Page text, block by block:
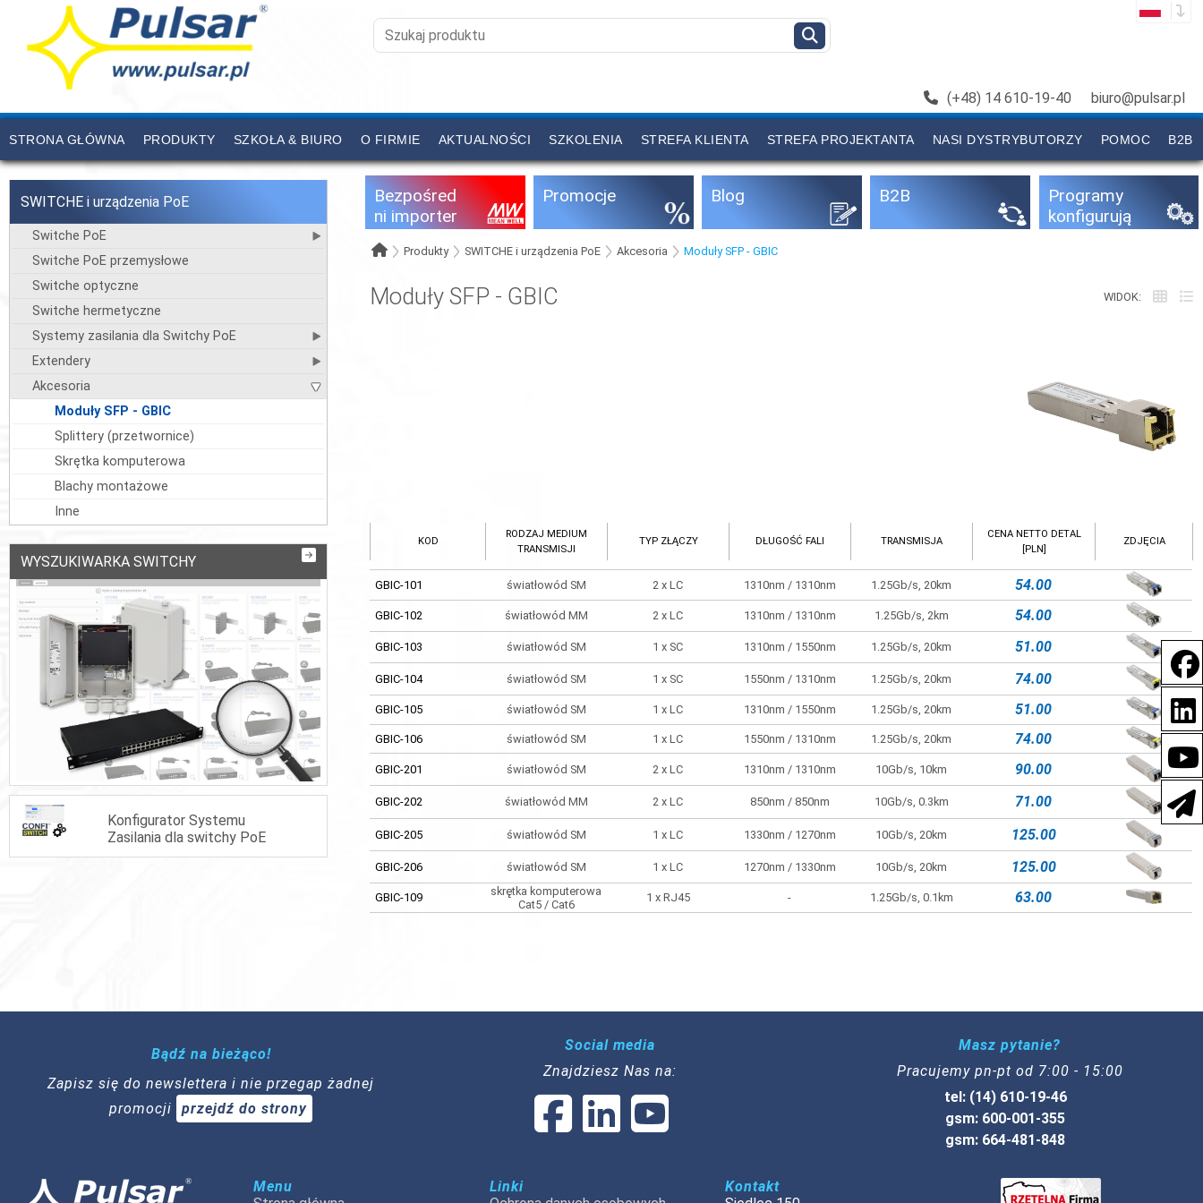
(+48) 14 610-19-40 biuro@pulsar.pl
STRONA GŁÓWNA PRODUKTY SZKOŁA & BIURO O FIRMIE AKTUALNOŚCI SZKOLENIA STREFA KLIENTA STREFA PROJEKTANTA NASI DYSTRYBUTORZY POMOC B2B
CENNIK KONTAKT
SWITCHE i urządzenia PoE
Switche PoE
Switche PoE przemysłowe
Switche optyczne
Switche hermetyczne
Systemy zasilania dla Switchy PoE
Extendery
Akcesoria
Moduły SFP - GBIC
Splittery (przetwornice)
Skrętka komputerowa
Blachy montażowe
Inne
WYSZUKIWARKA SWITCHY
Konfigurator Systemu
Zasilania dla switchy PoE
Bezpośred
ni importer
Promocje Blog B2B
Programy
konfigurują
Produkty SWITCHE i urządzenia PoE Akcesoria Moduły SFP - GBIC
Moduły SFP - GBIC WIDOK:
KOD
RODZAJ MEDIUM
TRANSMISJI
TYP ZŁĄCZY DŁUGOŚĆ FALI TRANSMISJA
CENA NETTO DETAL
[PLN]
ZDJĘCIA
GBIC-101 światłowód SM 2 x LC 1310nm / 1310nm 1.25Gb/s, 20km 54.00
GBIC-102 światłowód MM 2 x LC 1310nm / 1310nm 1.25Gb/s, 2km 54.00
GBIC-103 światłowód SM 1 x SC 1310nm / 1550nm 1.25Gb/s, 20km 51.00
GBIC-104 światłowód SM 1 x SC 1550nm / 1310nm 1.25Gb/s, 20km 74.00
GBIC-105 światłowód SM 1 x LC 1310nm / 1550nm 1.25Gb/s, 20km 51.00
GBIC-106 światłowód SM 1 x LC 1550nm / 1310nm 1.25Gb/s, 20km 74.00
GBIC-201 światłowód SM 2 x LC 1310nm / 1310nm 10Gb/s, 10km 90.00
GBIC-202 światłowód MM 2 x LC 850nm / 850nm 10Gb/s, 0.3km 71.00
GBIC-205 światłowód SM 1 x LC 1330nm / 1270nm 10Gb/s, 20km 125.00
GBIC-206 światłowód SM 1 x LC 1270nm / 1330nm 10Gb/s, 20km 125.00
GBIC-109
skrętka komputerowa
Cat5 / Cat6
1 x RJ45 - 1.25Gb/s, 0.1km 63.00
Bądź na bieżąco!
Zapisz się do newslettera i nie przegap żadnej
promocji
przejdź do strony
Social media
Znajdziesz Nas na:
Masz pytanie?
Pracujemy pn-pt od 7:00 - 15:00
tel: (14) 610-19-46
gsm: 600-001-355
gsm: 664-481-848
Menu
Linki
Kontakt